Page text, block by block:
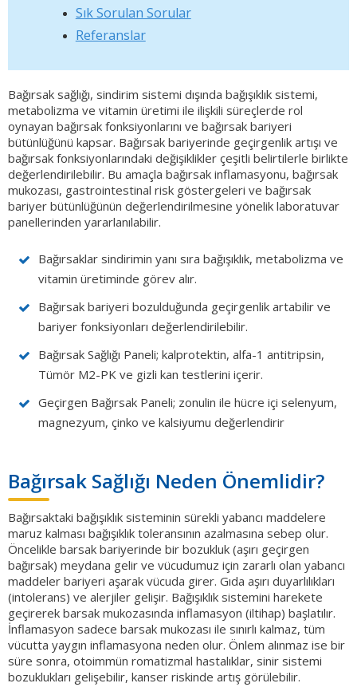
Sık Sorulan Sorular
Referanslar
Bağırsak sağlığı, sindirim sistemi dışında bağışıklık sistemi,
metabolizma ve vitamin üretimi ile ilişkili süreçlerde rol
oynayan bağırsak fonksiyonlarını ve bağırsak bariyeri
bütünlüğünü kapsar. Bağırsak bariyerinde geçirgenlik artışı ve
bağırsak fonksiyonlarındaki değişiklikler çeşitli belirtilerle birlikte
değerlendirilebilir. Bu amaçla bağırsak inflamasyonu, bağırsak
mukozası, gastrointestinal risk göstergeleri ve bağırsak
bariyer bütünlüğünün değerlendirilmesine yönelik laboratuvar
panellerinden yararlanılabilir.
Bağırsaklar sindirimin yanı sıra bağışıklık, metabolizma ve
vitamin üretiminde görev alır.
Bağırsak bariyeri bozulduğunda geçirgenlik artabilir ve
bariyer fonksiyonları değerlendirilebilir.
Bağırsak Sağlığı Paneli; kalprotektin, alfa-1 antitripsin,
Tümör M2-PK ve gizli kan testlerini içerir.
Geçirgen Bağırsak Paneli; zonulin ile hücre içi selenyum,
magnezyum, çinko ve kalsiyumu değerlendirir
Bağırsak Sağlığı Neden Önemlidir?
Bağırsaktaki bağışıklık sisteminin sürekli yabancı maddelere
maruz kalması bağışıklık toleransının azalmasına sebep olur.
Öncelikle barsak bariyerinde bir bozukluk (aşırı geçirgen
bağırsak) meydana gelir ve vücudumuz için zararlı olan yabancı
maddeler bariyeri aşarak vücuda girer. Gıda aşırı duyarlılıkları
(intolerans) ve alerjiler gelişir. Bağışıklık sistemini harekete
geçirerek barsak mukozasında inflamasyon (iltihap) başlatılır.
İnflamasyon sadece barsak mukozası ile sınırlı kalmaz, tüm
vücutta yaygın inflamasyona neden olur. Önlem alınmaz ise bir
süre sonra, otoimmün romatizmal hastalıklar, sinir sistemi
bozuklukları gelişebilir, kanser riskinde artış görülebilir.